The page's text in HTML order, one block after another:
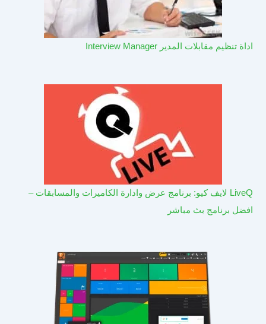
اداة تنظيم مقابلات المدير Interview Manager
LiveQ لايف كيو: برنامج عرض وادارة الكاميرات والمسابقات –
افضل برنامج بث مباشر